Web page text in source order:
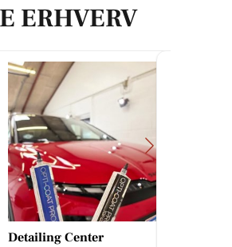
ERHVERV
Tulipa Blomster &